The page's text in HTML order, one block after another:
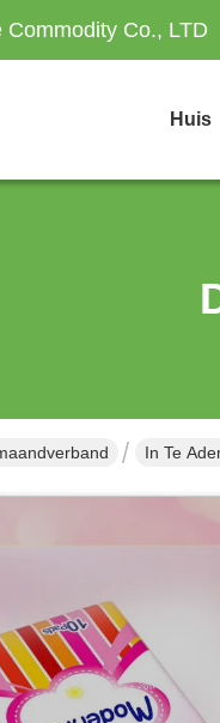
Co., LTD
Huis
In Te